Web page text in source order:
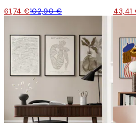
61,74 €102,90 € 43,41